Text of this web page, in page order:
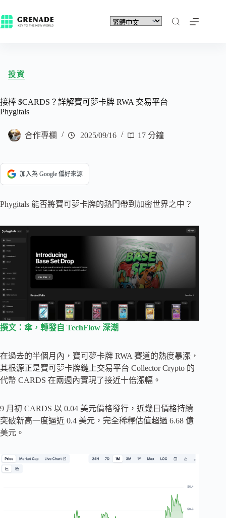
投資
接棒 $CARDS？詳解寶可夢卡牌 RWA 交易平台
Phygitals
合作專欄 2025/09/16 17 分鐘
加入為 Google 偏好來源
Phygitals 能否將寶可夢卡牌的熱門帶到加密世界之中？
撰文：傘，轉發自 TechFlow 深潮
在過去的半個月內，寶可夢卡牌 RWA 賽道的熱度暴漲，
其根源正是寶可夢卡牌鏈上交易平台 Collector Crypto 的
代幣 CARDS 在兩週內實現了接近十倍漲幅。
9 月初 CARDS 以 0.04 美元價格發行，近幾日價格持續
突破新高一度逼近 0.4 美元，完全稀釋估值超過 6.68 億
美元。